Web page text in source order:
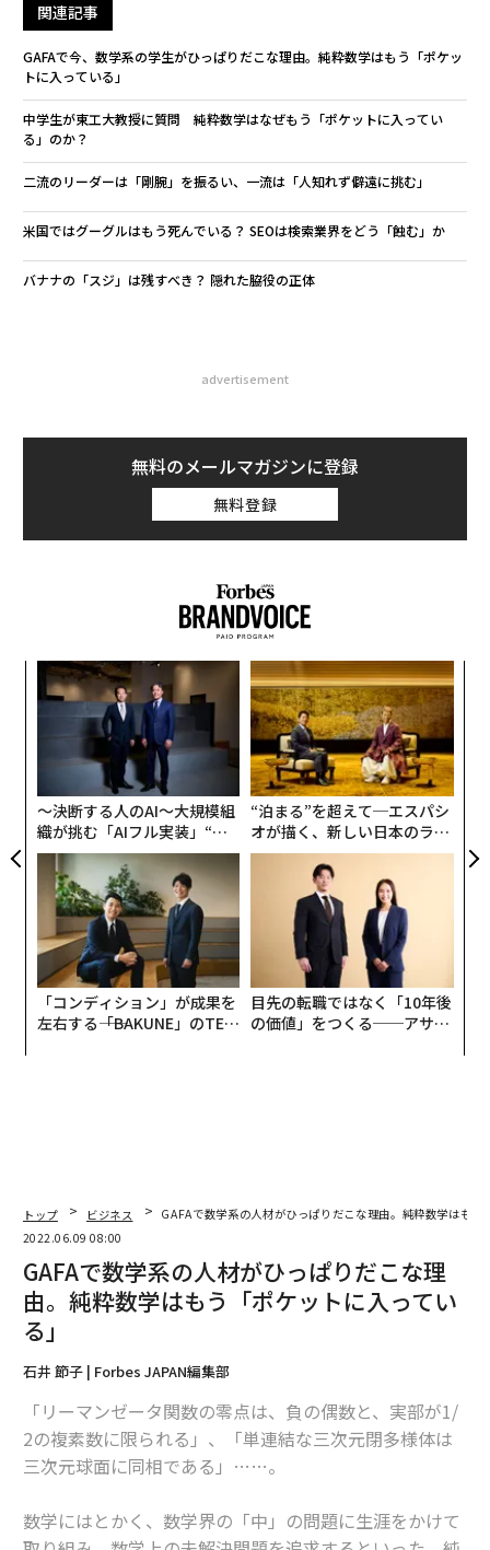
関連記事
GAFAで今、数学系の学生がひっぱりだこな理由。純粋数学はもう「ポケッ
トに入っている」
中学生が東工大教授に質問 純粋数学はなぜもう「ポケットに入ってい
る」のか？
二流のリーダーは「剛腕」を振るい、一流は「人知れず僻遠に挑む」
米国ではグーグルはもう死んでいる？ SEOは検索業界をどう「蝕む」か
バナナの「スジ」は残すべき？ 隠れた脇役の正体
advertisement
無料のメールマガジンに登録
無料登録
組
〜決断する人のAI〜大規模組
織が挑む「AIフル実装」“使
う”企業から“動く”企業へ【N
TTドコモビジネス×PwC】
“泊まる”を超えて─エスパシ
オが描く、新しい日本のラグ
ジュアリー（中編）
「コンディション」が成果を
左右する――「BAKUNE」のTEN
目先の転職ではなく「10年後
の価値」をつくる──アサイ
無
防
挑
トップ ビジネス
GAFAで数学系の人材がひっぱりだこな理由。純粋数学はもう
2022.06.09 08:00
GAFAで数学系の人材がひっぱりだこな理
由。純粋数学はもう「ポケットに入ってい
る」
石井 節子 | Forbes JAPAN編集部
「リーマンゼータ関数の零点は、負の偶数と、実部が1/
2の複素数に限られる」、「単連結な三次元閉多様体は
三次元球面に同相である」……。
数学にはとかく、数学界の「中」の問題に生涯をかけて